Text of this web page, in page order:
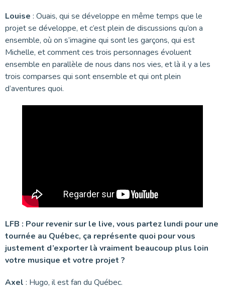
Louise : Ouais, qui se développe en même temps que le
projet se développe, et c’est plein de discussions qu’on a
ensemble, où on s’imagine qui sont les garçons, qui est
Michelle, et comment ces trois personnages évoluent
ensemble en parallèle de nous dans nos vies, et là il y a les
trois comparses qui sont ensemble et qui ont plein
d’aventures quoi.
LFB : Pour revenir sur le live, vous partez lundi pour une
tournée au Québec, ça représente quoi pour vous
justement d’exporter là vraiment beaucoup plus loin
votre musique et votre projet ?
Axel : Hugo, il est fan du Québec.